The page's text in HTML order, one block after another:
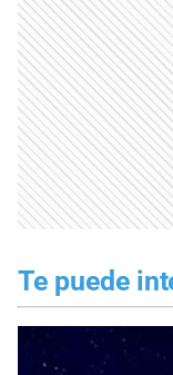
Te puede